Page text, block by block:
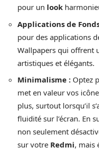
pour un look
Applications de
pour des applications
Wallpapers qui offrent
artistiques et élégants.
Minimalisme : Optez
met en valeur vos
plus, surtout lorsqu’il
fluidité sur l’écran. En
non seulement
sur votre Redmi, mais